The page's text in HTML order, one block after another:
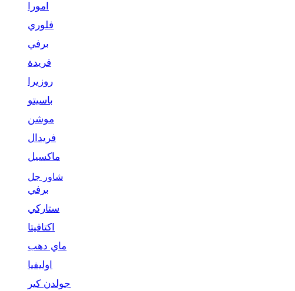
امورا
فلوري
برفي
فريدة
روزيرا
باسيتو
موشن
فريدال
ماكسيل
شاور جل
برفي
ستاركي
اكتافيتا
ماي دهب
اوليفيا
جولدن كير